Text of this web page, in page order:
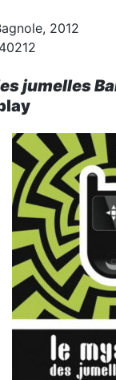
2012
jumelles